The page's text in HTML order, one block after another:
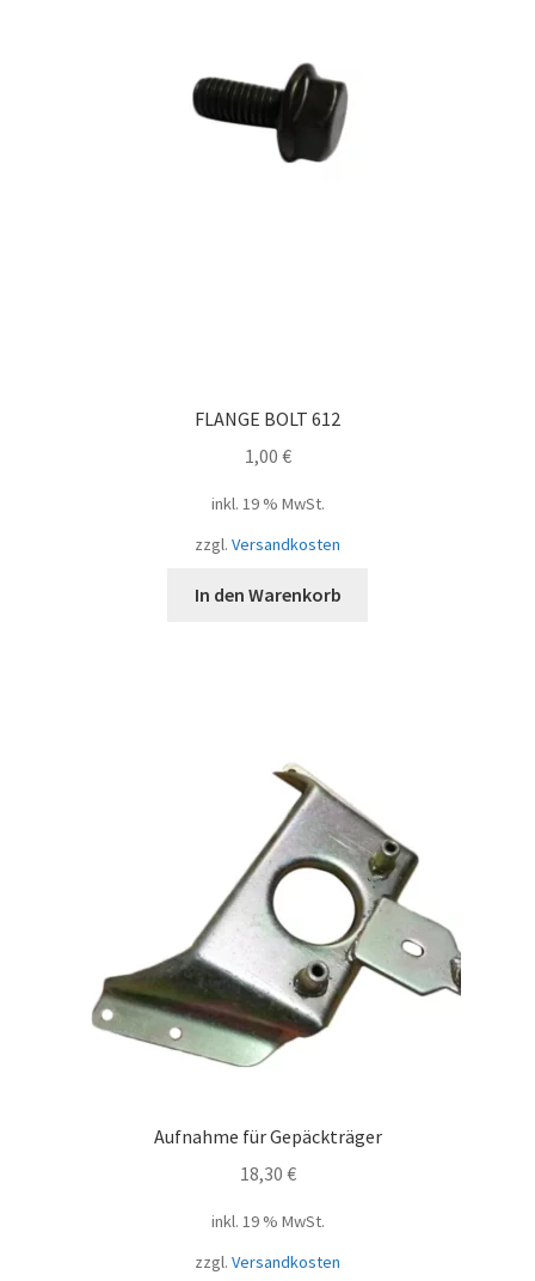
FLANGE BOLT 612
1,00 €
inkl. 19 % MwSt.
zzgl. Versandkosten
In den Warenkorb
Aufnahme für Gepäckträger
18,30 €
inkl. 19 % MwSt.
zzgl. Versandkosten